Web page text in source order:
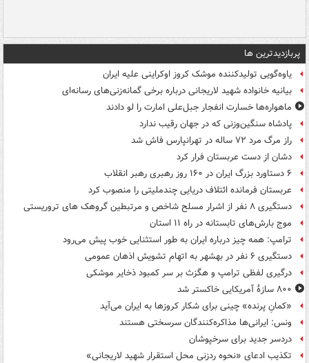
پربازدیدترین ها
یاوه‌گویی تولیدکننده موشک کروز اوکراینی علیه ایران
بیانیه خانواده شهید لاریجانی درباره برخی گمانه‌زنی‌های رسانه‌ای
ماهواره‌ها خسارت انفجار جبل‌علی امارت را لو دادند
پادشاه سنگین‌وزنی که در جهان رقیب ندارد
راز مرگ مرد ۷۲ ساله در تهرانپارس فاش شد
دشان از دست عربستان فرار کرد
۶ دستاورد بزرگ ایران در ۱۶۰ روز رهبری رهبر انقلاب
عربستان فرمانده ائتلاف دریایی چندملیتی را منصوب کرد
دستگیری ۸ نفر از اشرار مسلح شاخص و مرتبطین گروهک های تروریستی
موج بارش‌های تابستانه در راه ۱۱ استان
ترامپ: همه چیز درباره ایران به طور استثنایی خوب پیش می‌رود
دستگیری ۶ نفر در بهشهر به اتهام تشویش اذهان عمومی
درگیری لفظی ترامپ و هگزث بر سر کمبود ذخایر موشکی
۸۰۰ سازۀ آمریکایی خاکستر شد
«کمانِ پرنده» چینی برای شکار کروزها به ایران می‌آید
ونس: ایرانی‌ها مذاکره‌کنندگان سرسختی هستند
دردسر جدید برای سرخپوشان
تکذیب ادعای «نحوه ردزنی محل استقرار شهید لاریجانی»